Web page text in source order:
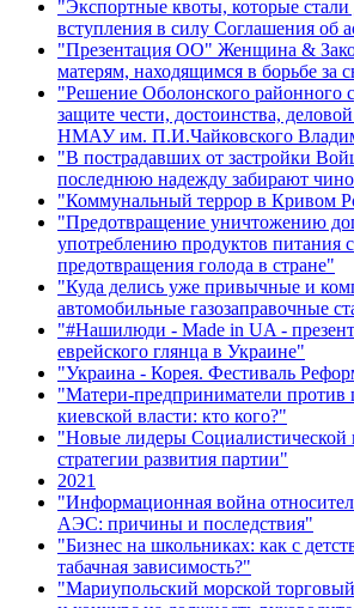
"Экспортные квоты, которые
вступления в силу Соглашения об
"Презентация ОО" Женщина &
матерям, находящимся в борьбе за
"Решение Оболонского районного
защите чести, достоинства,
НМАУ им. П.И.Чайковского
"В пострадавших от застройки
последнюю надежду забирают
"Коммунальный террор в Кривом
"Предотвращение уничтожению
употреблению продуктов питания
предотвращения голода в стране"
"Куда делись уже привычные и
автомобильные газозаправочные
"#Нашилюди - Made in UA -
еврейского глянца в Украине"
"Украина - Корея. Фестиваль
"Матери-предприниматели против
киевской власти: кто кого?"
"Новые лидеры
стратегии развития партии"
2021
"Информационная война
АЭС: причины и последствия"
"Бизнес на школьниках: как с
табачная зависимость?"
"Мариупольский морской